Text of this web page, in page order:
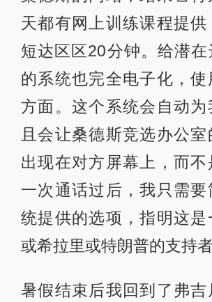
天都有网上训练课程提供
短达区区20分钟。给潜
的系统也完全电子化，使
方面。这个系统会自动为
且会让桑德斯竞选办公
出现在对方屏幕上，而不
一次通话过后，我只需要
统提供的选项，指明这是
或希拉里或特朗普的支持者
暑假结束后我回到了弗吉